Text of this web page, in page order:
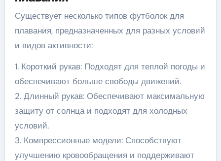
Существует несколько типов футболок для
плавания, предназначенных для разных условий
и видов активности:
1. Короткий рукав: Подходят для теплой погоды и
обеспечивают больше свободы движений.
2. Длинный рукав: Обеспечивают максимальную
защиту от солнца и подходят для холодных
условий.
3. Компрессионные модели: Способствуют
улучшению кровообращения и поддерживают